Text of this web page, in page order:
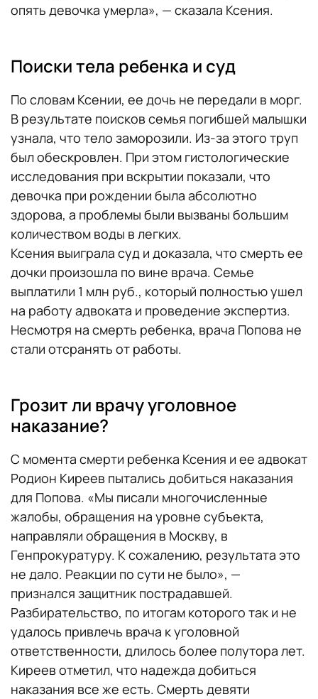
опять девочка умерла», — сказала Ксения.
Поиски тела ребенка и суд
По словам Ксении, ее дочь не передали в морг.
В результате поисков семья погибшей малышки
узнала, что тело заморозили. Из-за этого труп
был обескровлен. При этом гистологические
исследования при вскрытии показали, что
девочка при рождении была абсолютно
здорова, а проблемы были вызваны большим
количеством воды в легких.
Ксения выиграла суд и доказала, что смерть ее
дочки произошла по вине врача. Семье
выплатили 1 млн руб., который полностью ушел
на работу адвоката и проведение экспертиз.
Несмотря на смерть ребенка, врача Попова не
стали отсранять от работы.
Грозит ли врачу уголовное
наказание?
С момента смерти ребенка Ксения и ее адвокат
Родион Киреев пытались добиться наказания
для Попова. «Мы писали многочисленные
жалобы, обращения на уровне субъекта,
направляли обращения в Москву, в
Генпрокуратуру. К сожалению, результата это
не дало. Реакции по сути не было», —
признался защитник пострадавшей.
Разбирательство, по итогам которого так и не
удалось привлечь врача к уголовной
ответственности, длилось более полутора лет.
Киреев отметил, что надежда добиться
наказания все же есть. Смерть девяти